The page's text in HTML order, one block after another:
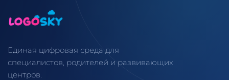
Единая цифровая среда для
специалистов, родителей и развивающих
центров.